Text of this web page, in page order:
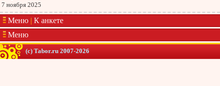
7 ноября 2025
Меню | К анкете
Меню
(c) Tabor.ru 2007-2026